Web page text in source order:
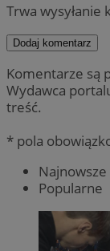
Trwa wysyłanie
Dodaj komentarz
Komentarze są
Wydawca
treść.
* pola
Najnowsze
Popularne